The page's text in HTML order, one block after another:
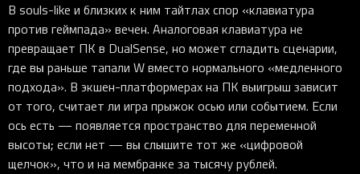
В souls-like и близких к ним тайтлах спор «клавиатура
против геймпада» вечен. Аналоговая клавиатура не
превращает ПК в DualSense, но может сгладить сценарии,
где вы раньше тапали W вместо нормального «медленного
подхода». В экшен-платформерах на ПК выигрыш зависит
от того, считает ли игра прыжок осью или событием. Если
ось есть — появляется пространство для переменной
высоты; если нет — вы слышите тот же «цифровой
щелчок», что и на мембранке за тысячу рублей.